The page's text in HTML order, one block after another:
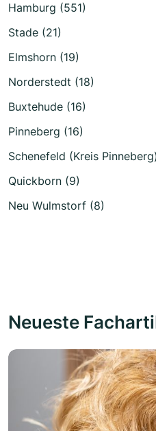
Hamburg (551)
Stade (21)
Elmshorn (19)
Norderstedt (18)
Buxtehude (16)
Pinneberg (16)
Schenefeld (Kreis
Quickborn (9)
Neu Wulmstorf (8)
Neueste